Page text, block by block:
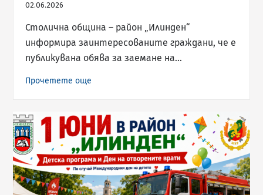
02.06.2026
Столична община – район „Илинден“
информира заинтересованите граждани, че е
публикувана обява за заемане на…
Прочетете още